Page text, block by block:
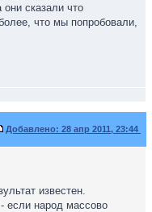
сказали что
что мы попробовали,
Добавлено: 28 апр 2011, 23:44
известен.
если народ массово